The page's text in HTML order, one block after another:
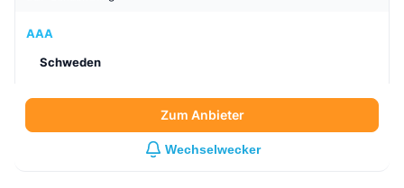
AAA
Schweden
Zum Anbieter
Wechselwecker